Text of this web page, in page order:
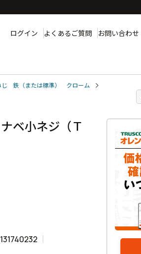
ログイン よくあるご質問 お問い合わせ
じ 鉄（または標準） クローム
ベ小ネジ（Ｔ